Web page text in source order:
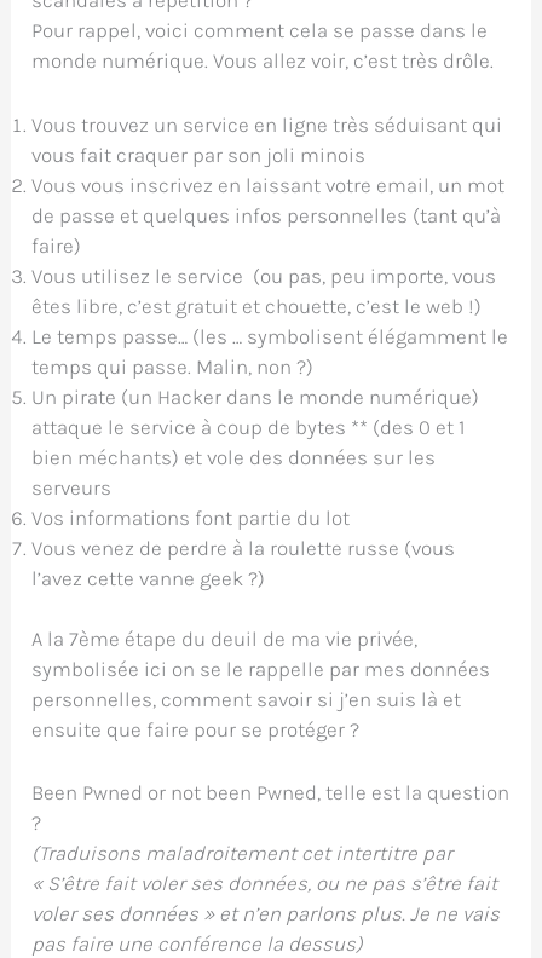
Pour rappel, voici comment cela se passe dans le
monde numérique. Vous allez voir, c’est très drôle.
Vous trouvez un service en ligne très séduisant qui
vous fait craquer par son joli minois
Vous vous inscrivez en laissant votre email, un mot
de passe et quelques infos personnelles (tant qu’à
faire)
Vous utilisez le service (ou pas, peu importe, vous
êtes libre, c’est gratuit et chouette, c’est le web !)
Le temps passe… (les … symbolisent élégamment le
temps qui passe. Malin, non ?)
Un pirate (un Hacker dans le monde numérique)
attaque le service à coup de bytes ** (des 0 et 1
bien méchants) et vole des données sur les
serveurs
Vos informations font partie du lot
Vous venez de perdre à la roulette russe (vous
l’avez cette vanne geek ?)
A la 7ème étape du deuil de ma vie privée,
symbolisée ici on se le rappelle par mes données
personnelles, comment savoir si j’en suis là et
ensuite que faire pour se protéger ?
Been Pwned or not been Pwned, telle est la question
?
(Traduisons maladroitement cet intertitre par
« S’être fait voler ses données, ou ne pas s’être fait
voler ses données » et n’en parlons plus. Je ne vais
pas faire une conférence la dessus)